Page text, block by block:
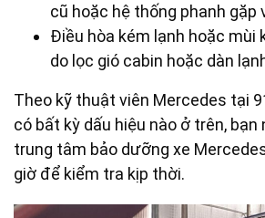
cũ hoặc hệ thống phanh gặp
Điều hòa kém lạnh hoặc mùi
do lọc gió cabin hoặc dàn
Theo kỹ thuật viên Mercedes tại
có bất kỳ dấu hiệu nào ở trên,
trung tâm bảo dưỡng xe
giờ để kiểm tra kịp thời.